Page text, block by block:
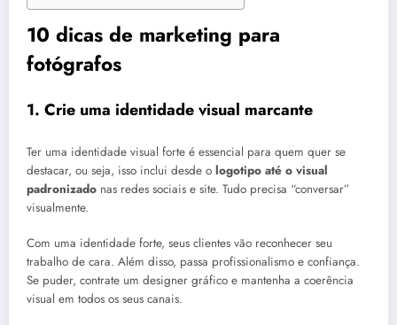
10 dicas de marketing para
fotógrafos
1. Crie uma identidade visual marcante
Ter uma identidade visual forte é essencial para quem quer se
destacar, ou seja, isso inclui desde o logotipo até o visual
padronizado nas redes sociais e site. Tudo precisa “conversar”
visualmente.
Com uma identidade forte, seus clientes vão reconhecer seu
trabalho de cara. Além disso, passa profissionalismo e confiança.
Se puder, contrate um designer gráfico e mantenha a coerência
visual em todos os seus canais.